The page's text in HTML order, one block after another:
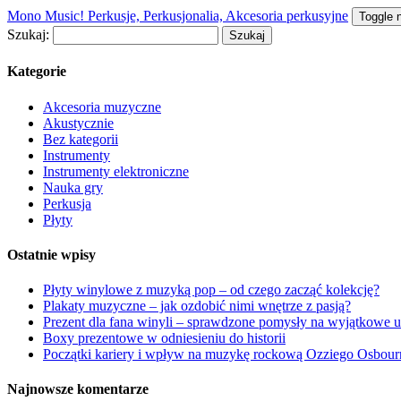
Mono Music! Perkusje, Perkusjonalia, Akcesoria perkusyjne Toggle
Szukaj:
Kategorie
Akcesoria muzyczne
Akustycznie
Bez kategorii
Instrumenty
Instrumenty elektroniczne
Nauka gry
Perkusja
Płyty
Ostatnie wpisy
Płyty winylowe z muzyką pop – od czego zacząć kolekcję?
Plakaty muzyczne – jak ozdobić nimi wnętrze z pasją?
Prezent dla fana winyli – sprawdzone pomysły na wyjątkowe
Boxy prezentowe w odniesieniu do historii
Początki kariery i wpływ na muzykę rockową Ozziego
Najnowsze komentarze